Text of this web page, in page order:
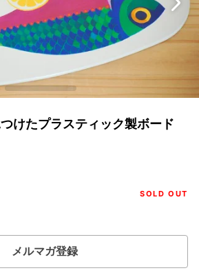
けたプラスティック製ボード
SOLD OUT
メルマガ登録